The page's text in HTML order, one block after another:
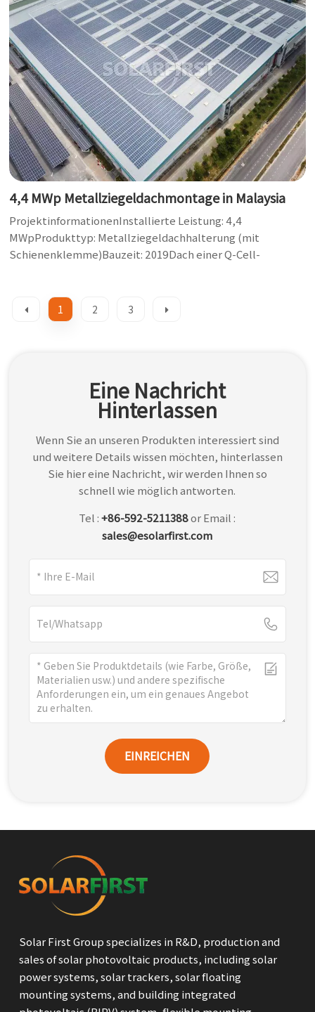
4,4 MWp Metallziegeldachmontage in Malaysia
ProjektinformationenInstallierte Leistung: 4,4
MWpProdukttyp: Metallziegeldachhalterung (mit
Schienenklemme)Bauzeit: 2019Dach einer Q-Cell-
1 2 3
Eine Nachricht
Hinterlassen
Wenn Sie an unseren Produkten interessiert sind
und weitere Details wissen möchten, hinterlassen
Sie hier eine Nachricht, wir werden Ihnen so
schnell wie möglich antworten.
Tel :+86-592-5211388or Email :
sales@esolarfirst.com
EINREICHEN
Solar First Group specializes in R&D, production and
sales of solar photovoltaic products, including solar
power systems, solar trackers, solar floating
mounting systems, and building integrated